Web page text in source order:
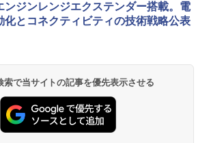
ンジンレンジエクステンダー搭載。電
化とコネクティビティの技術戦略公表
で当サイトの記事を優先表示させる